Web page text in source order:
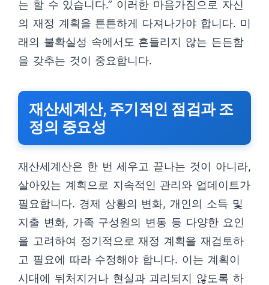
는 할 수 있습니다.” 이러한 마음가짐으로 자신
의 재정 계획을 튼튼하게 다져나가야 합니다. 미
래의 불확실성 속에서도 흔들리지 않는 든든함
을 갖추는 것이 중요합니다.
재산세계산, 주기적인 점검과 조
정의 중요성
재산세계산은 한 번 세우고 끝나는 것이 아니라,
살아있는 계획으로 지속적인 관리와 업데이트가
필요합니다. 경제 상황의 변화, 개인의 소득 및
지출 변화, 가족 구성원의 변동 등 다양한 요인
을 고려하여 정기적으로 재정 계획을 재검토하
고 필요에 따라 수정해야 합니다. 이는 계획이
시대에 뒤처지거나 현실과 괴리되지 않도록 하